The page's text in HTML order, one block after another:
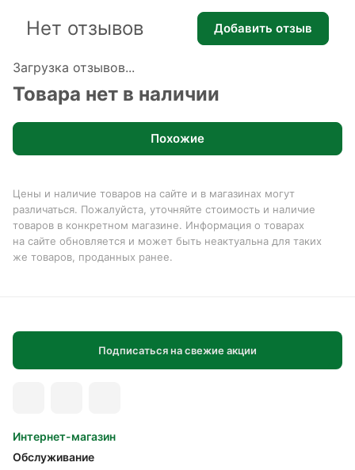
Загрузка отзывов...
Нет отзывов Добавить отзыв
Товара нет в наличии
Похожие
Цены и наличие товаров на сайте и в магазинах могут
различаться. Пожалуйста, уточняйте стоимость и наличие
товаров в конкретном магазине. Информация о товарах
на сайте обновляется и может быть неактуальна для таких
же товаров, проданных ранее.
Подписаться на свежие акции
Интернет-магазин
Обслуживание